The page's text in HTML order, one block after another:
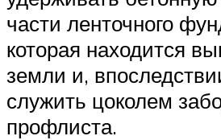
части ленточного
которая находится
земли и,
служить цоколем
профлиста.